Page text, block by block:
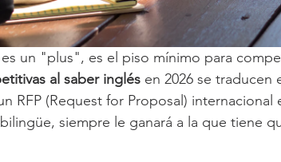
un "plus", es el piso mínimo para
al saber inglés en 2026 se traducen
RFP (Request for Proposal) internacional
siempre le ganará a la que tiene